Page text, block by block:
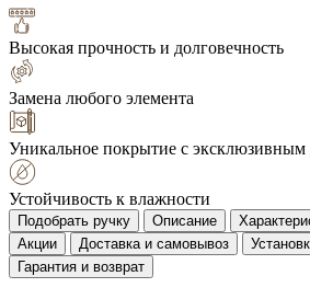
Высокая прочность и долговечность
Замена любого элемента
Уникальное покрытие с эксклюзивным
Устойчивость к влажности
Подобрать ручку Описание
Акции
Доставка и самовывоз
Гарантия и возврат